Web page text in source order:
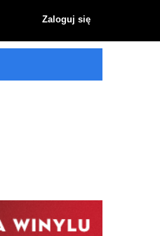
Zaloguj się